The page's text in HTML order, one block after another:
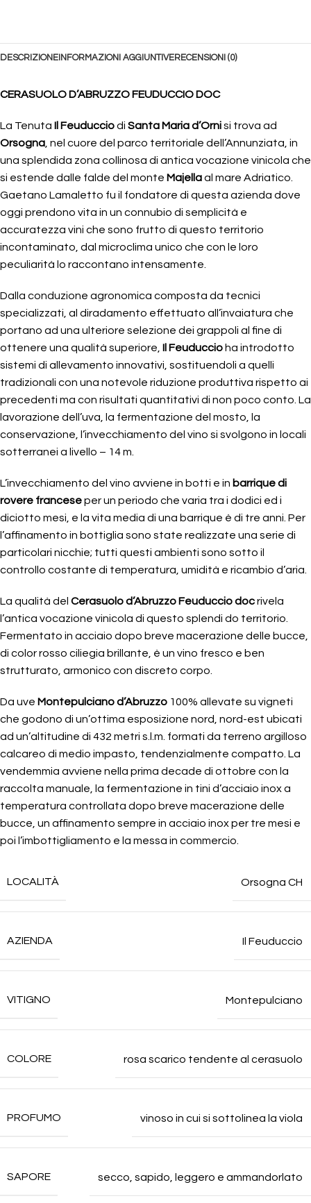
DESCRIZIONE INFORMAZIONI AGGIUNTIVERECENSIONI (0)
CERASUOLO D’ABRUZZO FEUDUCCIO DOC
La Tenuta Il Feuducciodi Santa Maria d’Ornisi trova ad
Orsogna , nel cuore del parco territoriale dell’Annunziata, in
una splendida zona collinosa di antica vocazione vinicola che
si estende dalle falde del monte Majellaal mare Adriatico.
Gaetano Lamaletto fu il fondatore di questa azienda dove
oggi prendono vita in un connubio di semplicità e
accuratezza vini che sono frutto di questo territorio
incontaminato, dal microclima unico che con le loro
peculiarità lo raccontano intensamente.
Dalla conduzione agronomica composta da tecnici
specializzati, al diradamento effettuato all’invaiatura che
portano ad una ulteriore selezione dei grappoli al fine di
ottenere una qualità superiore, Il Feuduccio ha introdotto
sistemi di allevamento innovativi, sostituendoli a quelli
tradizionali con una notevole riduzione produttiva rispetto ai
precedenti ma con risultati quantitativi di non poco conto. La
lavorazione dell’uva, la fermentazione del mosto, la
conservazione, l’invecchiamento del vino si svolgono in locali
sotterranei a livello – 14 m.
L’invecchiamento del vino avviene in botti e in barrique di
rovere franceseper un periodo che varia tra i dodici ed i
diciotto mesi, e la vita media di una barrique è di tre anni. Per
l’affinamento in bottiglia sono state realizzate una serie di
particolari nicchie; tutti questi ambienti sono sotto il
controllo costante di temperatura, umidità e ricambio d’aria.
La qualità del Cerasuolo d’Abruzzo Feuduccio docrivela
l’antica vocazione vinicola di questo splendi do territorio.
Fermentato in acciaio dopo breve macerazione delle bucce,
di color rosso ciliegia brillante, è un vino fresco e ben
strutturato, armonico con discreto corpo.
Da uve Montepulciano d’Abruzzo 100% allevate su vigneti
che godono di un’ottima esposizione nord, nord-est ubicati
ad un’altitudine di 432 metri s.l.m. formati da terreno argilloso
calcareo di medio impasto, tendenzialmente compatto. La
vendemmia avviene nella prima decade di ottobre con la
raccolta manuale, la fermentazione in tini d’acciaio inox a
temperatura controllata dopo breve macerazione delle
bucce, un affinamento sempre in acciaio inox per tre mesi e
poi l’imbottigliamento e la messa in commercio.
LOCALITÀ Orsogna CH
AZIENDA Il Feuduccio
VITIGNO Montepulciano
COLORE rosa scarico tendente al cerasuolo
PROFUMO vinoso in cui si sottolinea la viola
SAPORE secco, sapido, leggero e ammandorlato